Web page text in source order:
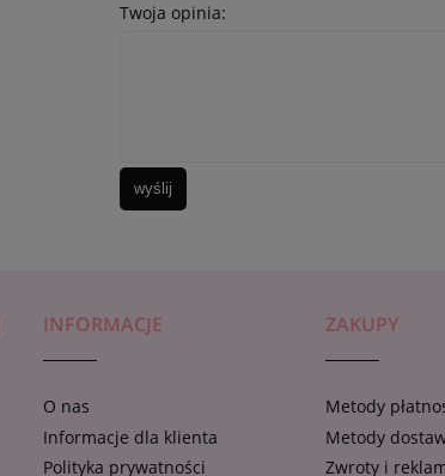
Twoja opinia:
wyślij
INFORMACJE
O nas
Informacje dla klienta
Polityka prywatności
ZAKUPY
Metody
Metody
Zwroty i